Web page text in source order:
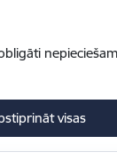
visas